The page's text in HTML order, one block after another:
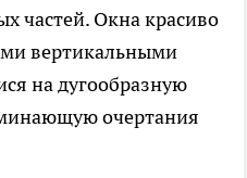
частей. Окна красиво
вертикальными
на дугообразную
очертания